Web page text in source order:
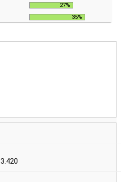
27%
35%
3.420